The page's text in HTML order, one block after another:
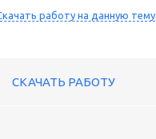
работу на данную тему
СКАЧАТЬ РАБОТУ